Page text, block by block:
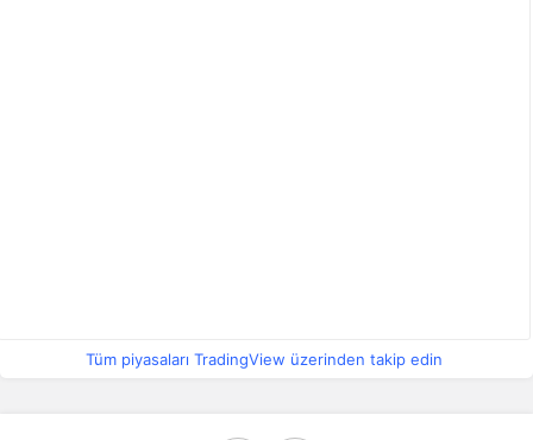
Tüm piyasaları TradingView üzerinden takip edin